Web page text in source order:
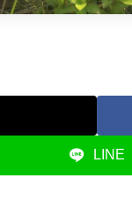
LINE